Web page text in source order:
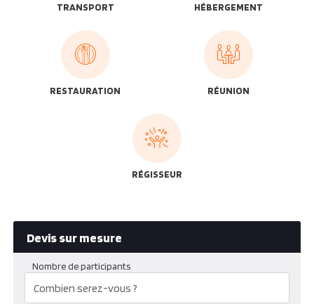
TRANSPORT HÉBERGEMENT
RESTAURATION RÉUNION
RÉGISSEUR
Devis sur mesure
Nombre de participants